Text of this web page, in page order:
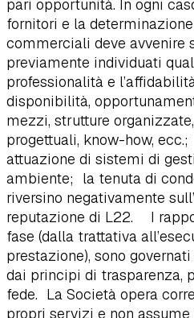
pari opportunità. In ogni
fornitori e la
commerciali deve avvenire
previamente individuati
professionalità e
disponibilità,
mezzi, strutture
progettuali, know-how,
attuazione di sistemi di
ambiente; la tenuta di
riversino negativamente
reputazione di L22. I
fase (dalla trattativa
prestazione), sono
dai principi di trasparenza,
fede. La Società opera
propri servizi e non